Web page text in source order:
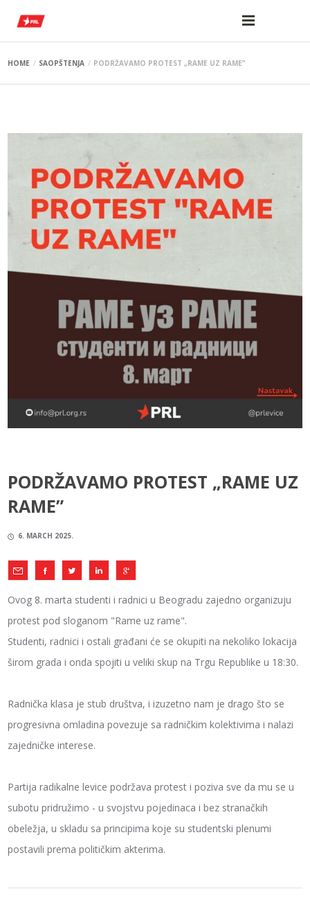
HOME SAOPŠTENJA PODRŽAVAMO PROTEST „RAME UZ RAME”
PODRŽAVAMO PROTEST „RAME UZ
RAME”
6. MARCH 2025.
Ovog 8. marta studenti i radnici u Beogradu zajedno organizuju
protest pod sloganom "Rame uz rame".
Studenti, radnici i ostali građani će se okupiti na nekoliko lokacija
širom grada i onda spojiti u veliki skup na Trgu Republike u 18:30.
Radnička klasa je stub društva, i izuzetno nam je drago što se
progresivna omladina povezuje sa radničkim kolektivima i nalazi
zajedničke interese.
Partija radikalne levice podržava protest i poziva sve da mu se u
subotu pridružimo - u svojstvu pojedinaca i bez stranačkih
obeležja, u skladu sa principima koje su studentski plenumi
postavili prema političkim akterima.